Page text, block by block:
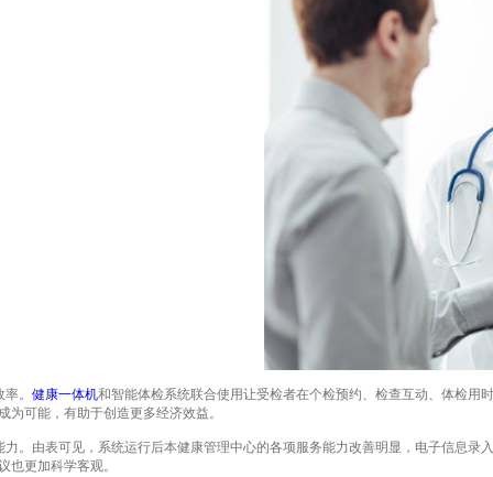
。 健康一体机和智能体检系统联合使用让受检者在个检预约、检查互动、体检用
为可能，有助于创造更多经济效益。
由表可见，系统运行后本健康管理中心的各项服务能力改善明显，电子信息录
也更加科学客观。